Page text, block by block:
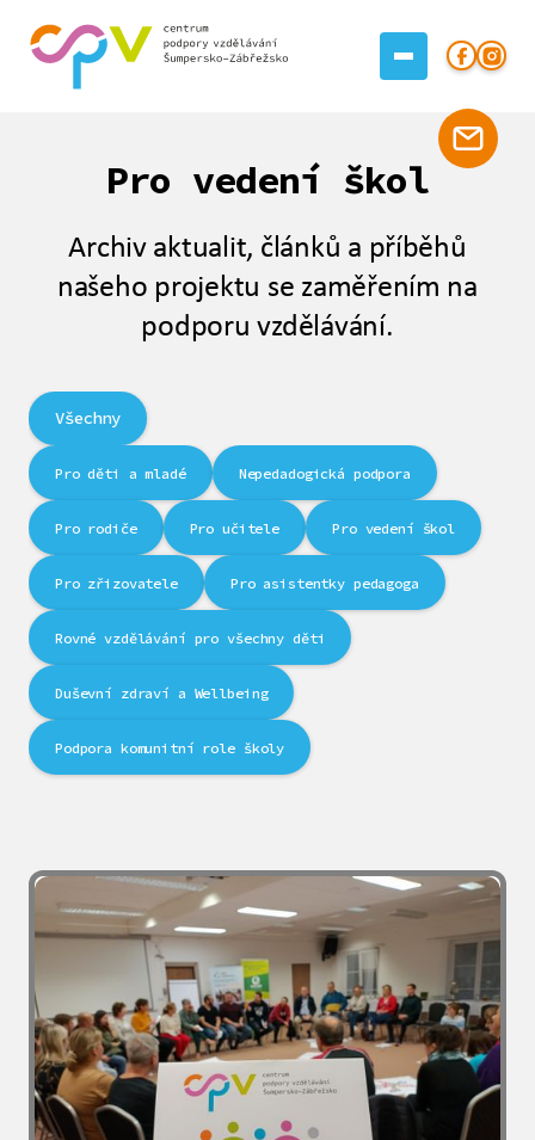
Pro vedení škol
Archiv aktualit, článků a příběhů
našeho projektu se zaměřením na
podporu vzdělávání.
Všechny
Pro děti a mladé Nepedadogická podpora
Pro rodiče Pro učitele Pro vedení škol
Pro zřizovatele Pro asistentky pedagoga
Rovné vzdělávání pro všechny děti
Duševní zdraví a Wellbeing
Podpora komunitní role školy